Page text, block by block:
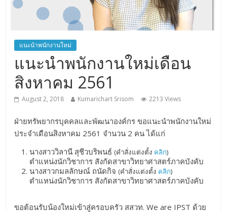
แนะนำพนักงานใหม่
แนะนำพนักงานใหม่เดือน
สิงหาคม 2561
August 2, 2018 Kumarichart Srisom 2213 Views
ฝ่ายทรัพยากรบุคคลและพัฒนาองค์กร ขอแนะนำพนักงานใหม่
ประจำเดือนสิงหาคม 2561 จำนวน 2 คน ได้แก่
นางสาววิลานี สุชีวบริพนธ์(คำสั่งแต่งตั้ง คลิก)
ตำแหน่งนักวิชาการ สังกัดสาขาวิทยาศาสตร์ภาคบังคับ
นางสาวกมลลักษณ์ ถนัดกิจ(คำสั่งแต่งตั้ง คลิก)
ตำแหน่งนักวิชาการ สังกัดสาขาวิทยาศาสตร์ภาคบังคับ
ขอต้อนรับน้องใหม่เข้าสู่ครอบครัว สสวท. We are IPST ด้วย